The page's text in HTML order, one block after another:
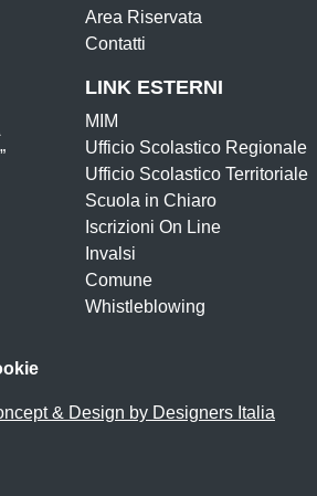
Area Riservata
Contatti
LINK ESTERNI
MIM
Ufficio Scolastico Regionale
Ufficio Scolastico Territoriale
Scuola in Chiaro
Iscrizioni On Line
Invalsi
Comune
Whistleblowing
& Design by Designers Italia